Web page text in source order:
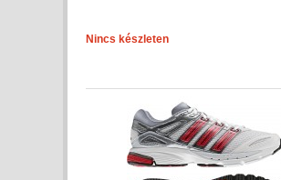
Nincs készleten